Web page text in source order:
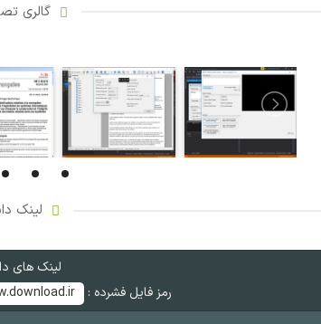
گالری
لینک
لینک های
رمز فایل فشرده :